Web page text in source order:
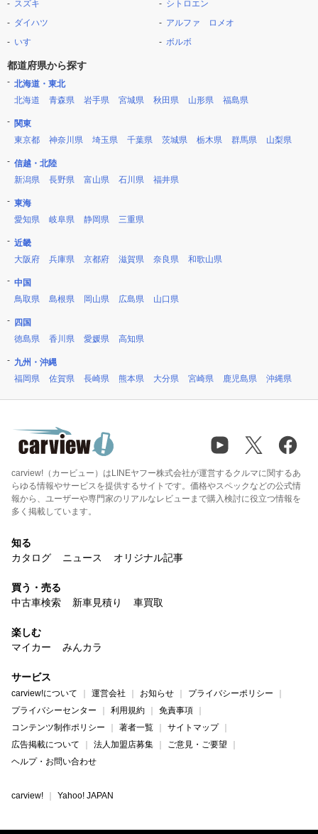
スズキ
ダイハツ
いすゞ
シトロエン
アルファ ロメオ
ボルボ
都道府県から探す
北海道・東北
北海道
青森県 岩手県 宮城県 秋田県 山形県 福島県
関東
東京都
神奈川県 埼玉県 千葉県 茨城県 栃木県 群馬県 山梨県
信越・北陸
新潟県
長野県 富山県 石川県 福井県
東海
愛知県
岐阜県 静岡県 三重県
近畿
大阪府
兵庫県 京都府 滋賀県 奈良県 和歌山県
中国
鳥取県
島根県 岡山県 広島県 山口県
四国
徳島県
香川県 愛媛県 高知県
九州・沖縄
福岡県
佐賀県 長崎県 熊本県 大分県 宮崎県 鹿児島県 沖縄県
carview!（カービュー）はLINEヤフー株式会社が運営するクルマに関するあ
らゆる情報やサービスを提供するサイトです。価格やスペックなどの公式情
報から、ユーザーや専門家のリアルなレビューまで購入検討に役立つ情報を
多く掲載しています。
知る
カタログ
ニュース オリジナル記事
買う・売る
中古車検索
新車見積り 車買取
楽しむ
マイカー
みんカラ
サービス
carview!について 運営会社 お知らせ
プライバシーポリシー
プライバシーセンター
利用規約
免責事項
コンテンツ制作ポリシー
著者一覧
サイトマップ
広告掲載について
法人加盟店募集
ご意見・ご要望
ヘルプ・お問い合わせ
carview! Yahoo! JAPAN